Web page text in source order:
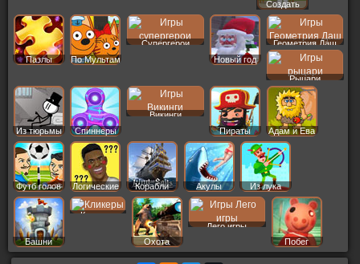
Создать
Пер
Пазлы По Мультам
Супергерои
Новый год
Геометрия Даш
Рыцари
Из тюрьмы Спиннеры
Викинги
Пираты
Адам и Ева
Футб голов Логические Корабли Акулы Из лука
Башни
Кликеры
Охота
Лего игры
Побег